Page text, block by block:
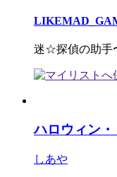
迷☆探偵の助手
ハロウィン・
しあや